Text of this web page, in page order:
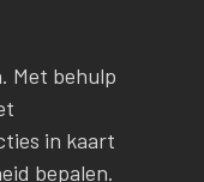
Met behulp
in kaart
bepalen.